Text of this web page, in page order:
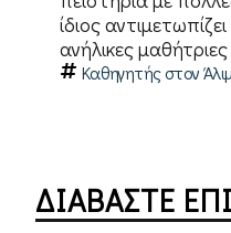
ίδιος
ανήλικες
Καθηγητής στον
ΔΙΑΒΑΣΤΕ